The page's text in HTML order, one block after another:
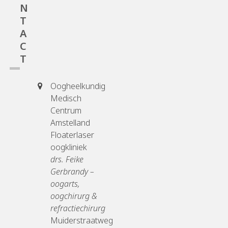
N
T
A
C
T
Oogheelkundig
Medisch
Centrum
Amstelland
Floaterlaser
oogkliniek
drs. Feike
Gerbrandy –
oogarts,
oogchirurg &
refractiechirurg
Muiderstraatweg